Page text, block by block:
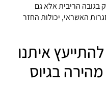
בגובה הריבית אלא גם
האשראי, יכולות החזר
איתנו
בגיוס